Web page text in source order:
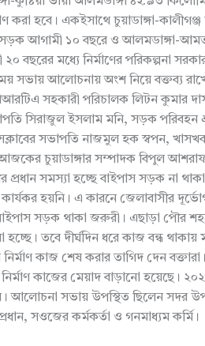
করা হবে। একইসাথে চুয়াডাঙ্গা-
আগামী ১০ বছরে ও আলমডাঙ্গা-
মধ্যে নির্মাণের পরিকল্পনা সরকার
সভায় আলোচনায় অংশ নিয়ে বক্তব্য
সহকারী পরিচালক লিটন কুমার
সিরাজুল ইসলাম মনি, সড়ক পরিবহন
সভাপতি নাজমুল হক স্বপন,
চুয়াডাঙ্গার সম্পাদক বিপুল
প্রধান সমস্যা হচ্ছে বাইপাস সড়ক না
কার্যকর হয়নি। এ কারনে জেলাবাসীর
বাইপাস সড়ক থাকা জরুরী। এছাড়া পৌর
হচ্ছে। তবে দীর্ঘদিন ধরে কাজ বন্ধ থাকায়
কাজ শেষ করার তাগিদ দেন বক্তারা।
কাজের মেয়াদ বাড়ানো হয়েছে।
আলোচনা সভায় উপস্থিত ছিলেন সদর
সওজের কর্মকর্তা ও গনমাধ্যম কর্মি।